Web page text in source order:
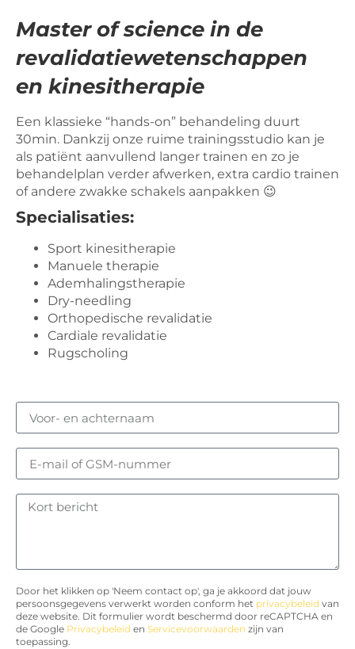
Master of science in de
revalidatie­wetenschappen
en kinesitherapie
Een klassieke “hands-on” behandeling duurt
30min. Dankzij onze ruime trainingsstudio kan je
als patiënt aanvullend langer trainen en zo je
behandelplan verder afwerken, extra cardio trainen
of andere zwakke schakels aanpakken 😉
Specialisaties:
Sport kinesitherapie
Manuele therapie
Ademhalingstherapie
Dry-needling
Orthopedische revalidatie
Cardiale revalidatie
Rugscholing
Door het klikken op 'Neem contact op', ga je akkoord dat jouw
persoonsgegevens verwerkt worden conform het privacybeleid van
deze website. Dit formulier wordt beschermd door reCAPTCHA en
de Google Privacybeleid en Servicevoorwaarden zijn van
toepassing.